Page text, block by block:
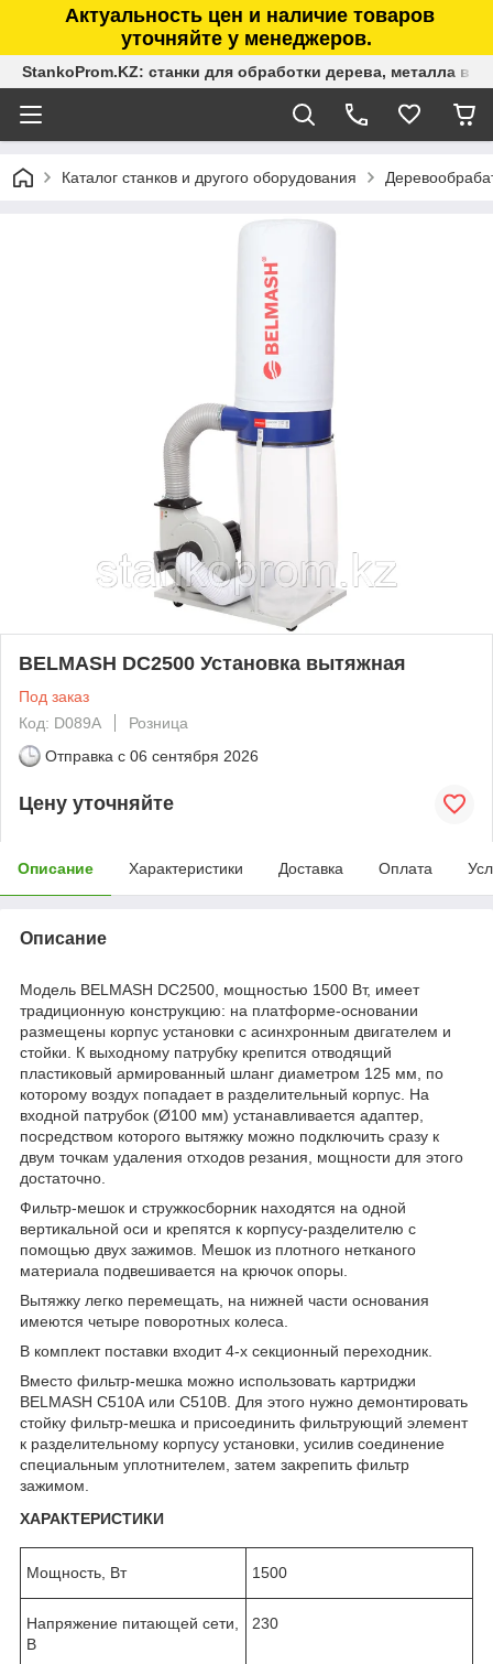
Актуальность цен и наличие товаров
уточняйте у менеджеров.
StankoProm.KZ: станки для обработки дерева, металла в
Каталог станков и другого оборудования
BELMASH DC2500 Установка вытяжная
Под заказ
Код: D089A
Розница
Отправка с 06 сентября 2026
Цену уточняйте
Описание Характеристики Доставка Оплата
Описание
Модель BELMASH DC2500, мощностью 1500 Вт, имеет
традиционную конструкцию: на платформе-основании
размещены корпус установки с асинхронным двигателем и
стойки. К выходному патрубку крепится отводящий
пластиковый армированный шланг диаметром 125 мм, по
которому воздух попадает в разделительный корпус. На
входной патрубок (Ø100 мм) устанавливается адаптер,
посредством которого вытяжку можно подключить сразу к
двум точкам удаления отходов резания, мощности для этого
достаточно.
Фильтр-мешок и стружкосборник находятся на одной
вертикальной оси и крепятся к корпусу-разделителю с
помощью двух зажимов. Мешок из плотного нетканого
материала подвешивается на крючок опоры.
Вытяжку легко перемещать, на нижней части основания
имеются четыре поворотных колеса.
В комплект поставки входит 4-х секционный переходник.
Вместо фильтр-мешка можно использовать картриджи
BELMASH C510A или C510B. Для этого нужно демонтировать
стойку фильтр-мешка и присоединить фильтрующий элемент
к разделительному корпусу установки, усилив соединение
специальным уплотнителем, затем закрепить фильтр
зажимом.
ХАРАКТЕРИСТИКИ
Мощность, Вт 1500
Напряжение питающей сети,
В
230